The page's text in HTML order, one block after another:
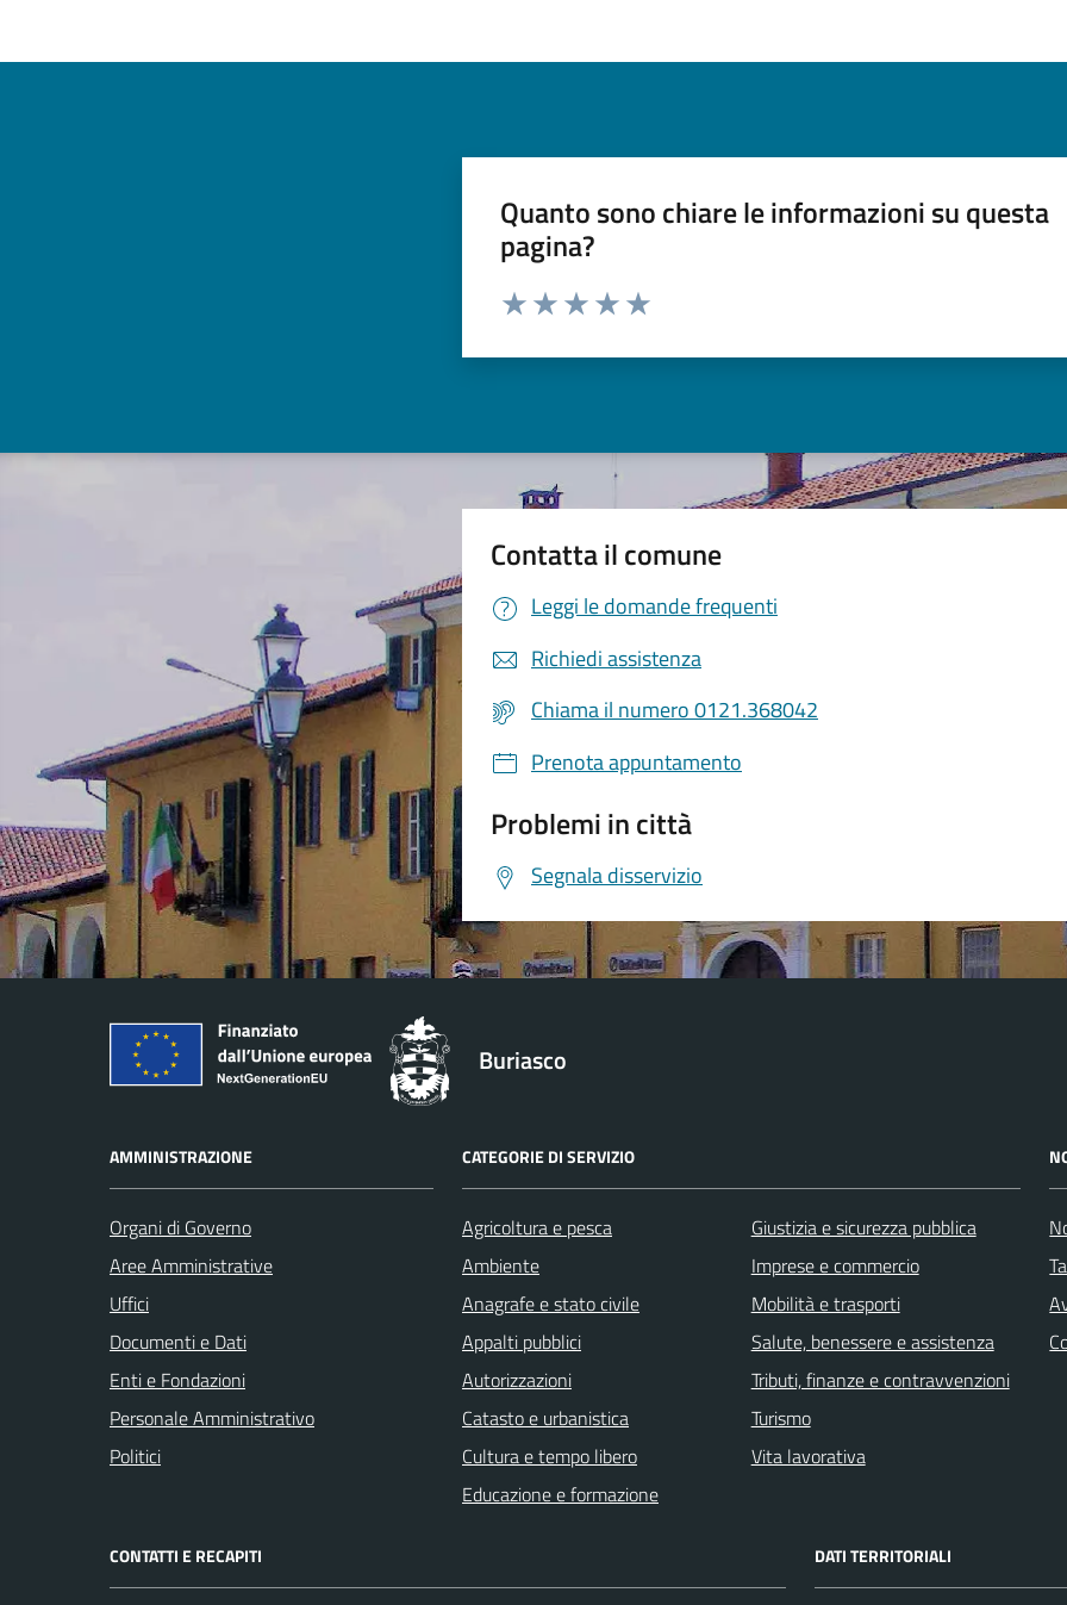
Quanto sono chiare le informazioni su questa
pagina?
Valuta da 1 a 5 stelle la pagina
Contatta il comune
Leggi le domande frequenti
Richiedi assistenza
Chiama il numero 0121.368042
Prenota appuntamento
Problemi in città
Segnala disservizio
Buriasco
AMMINISTRAZIONE
Organi di Governo
Aree Amministrative
Uffici
Documenti e Dati
Enti e Fondazioni
Personale Amministrativo
Politici
CATEGORIE DI SERVIZIO
Agricoltura e pesca
Ambiente
Anagrafe e stato civile
Appalti pubblici
Autorizzazioni
Catasto e urbanistica
Cultura e tempo libero
Educazione e formazione
Giustizia e sicurezza pubblica
Imprese e commercio
Mobilità e trasporti
Salute, benessere e assistenza
Tributi, finanze e contravvenzioni
Turismo
Vita lavorativa
CONTATTI E RECAPITI DATI TERRITORIALI